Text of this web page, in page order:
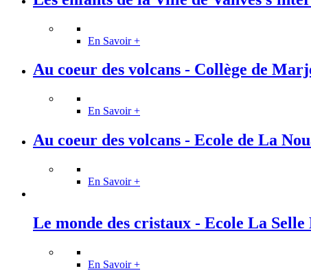
En Savoir +
Au coeur des volcans - Collège de
En Savoir +
Au coeur des volcans - Ecole de La
En Savoir +
Le monde des cristaux - Ecole La Selle
En Savoir +